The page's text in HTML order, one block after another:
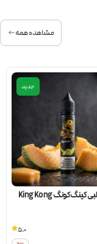
مشاهده همه
جدید
سالت طالبی کینگ کونگ King Kong
5.0